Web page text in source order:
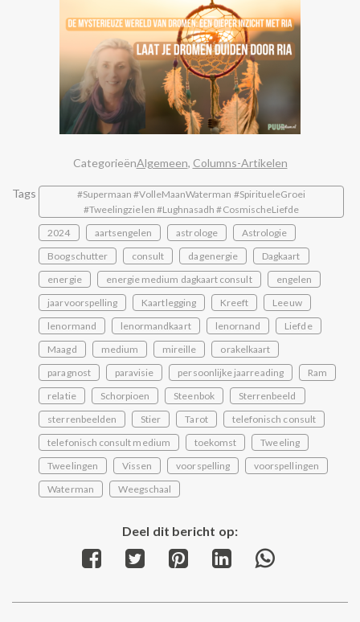
CategorieënAlgemeen, Columns-Artikelen
Tags
#Supermaan #VolleMaanWaterman #SpiritueleGroei
#Tweelingzielen #Lughnasadh #CosmischeLiefde
2024
aartsengelen astrologe
Astrologie
Boogschutter
consult dagenergie
Dagkaart
energie
energie medium dagkaart consult
engelen
jaarvoorspelling
Kaartlegging Kreeft
Leeuw
lenormand
lenormandkaart lenornand
Liefde
Maagd
medium mireille
orakelkaart
paragnost
paravisie persoonlijke jaarreading
Ram
relatie
Schorpioen Steenbok
Sterrenbeeld
sterrenbeelden
Stier Tarot
telefonisch consult
telefonisch consult medium
toekomst
Tweeling
Tweelingen
Vissen voorspelling
voorspellingen
Waterman
Weegschaal
Deel dit bericht op:
Share
Facebook
Share
Twitter
Share
Pinterest
Share
LinkedInWhatsApp